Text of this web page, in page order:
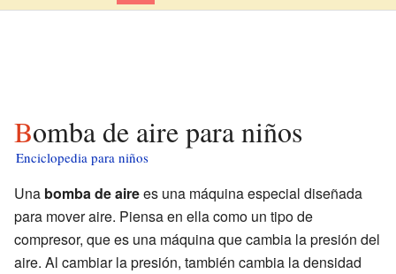
Bomba de aire para niños
Enciclopedia para niños
Una bomba de airees una máquina especial diseñada
para mover aire. Piensa en ella como un tipo de
compresor, que es una máquina que cambia la presión del
aire. Al cambiar la presión, también cambia la densidad